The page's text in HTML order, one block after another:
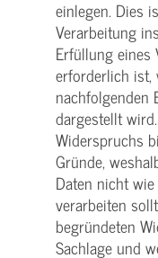
einlegen. Dies
Verarbeitung
Erfüllung eines
erforderlich ist,
nachfolgenden
dargestellt
Widerspruchs
Gründe,
Daten nicht
verarbeiten
begründeten
Sachlage und